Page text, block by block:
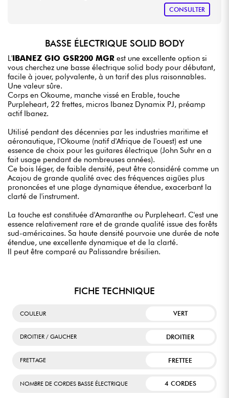
CONSULTER
BASSE ÉLECTRIQUE SOLID BODY
L' IBANEZ GIO GSR200 MGR est une excellente option si
vous cherchez une basse électrique solid body pour débutant,
facile à jouer, polyvalente, à un tarif des plus raisonnables.
Une valeur sûre.
Corps en Okoume, manche vissé en Erable, touche
Purpleheart, 22 frettes, micros Ibanez Dynamix PJ, préamp
actif Ibanez.
Utilisé pendant des décennies par les industries maritime et
aéronautique, l'Okoume (natif d'Afrique de l'ouest) est une
essence de choix pour les guitares électrique (John Suhr en a
fait usage pendant de nombreuses années).
Ce bois léger, de faible densité, peut être considéré comme un
Acajou de grande qualité avec des fréquences aigües plus
prononcées et une plage dynamique étendue, exacerbant la
clarté de l'instrument.
La touche est constituée d'Amaranthe ou Purpleheart. C'est une
essence relativement rare et de grande qualité issue des forêts
sud-américaines. Sa haute densité pourvoie une durée de note
étendue, une excellente dynamique et de la clarté.
Il peut être comparé au Palissandre brésilien.
FICHE TECHNIQUE
COULEUR VERT
DROITIER / GAUCHER DROITIER
FRETTAGE FRETTEE
NOMBRE DE CORDES BASSE ÉLECTRIQUE 4 CORDES